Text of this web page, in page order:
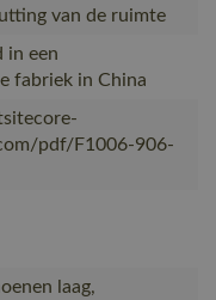
van de ruimte
in een
fabriek in China
pdf/F1006-906-
laag,